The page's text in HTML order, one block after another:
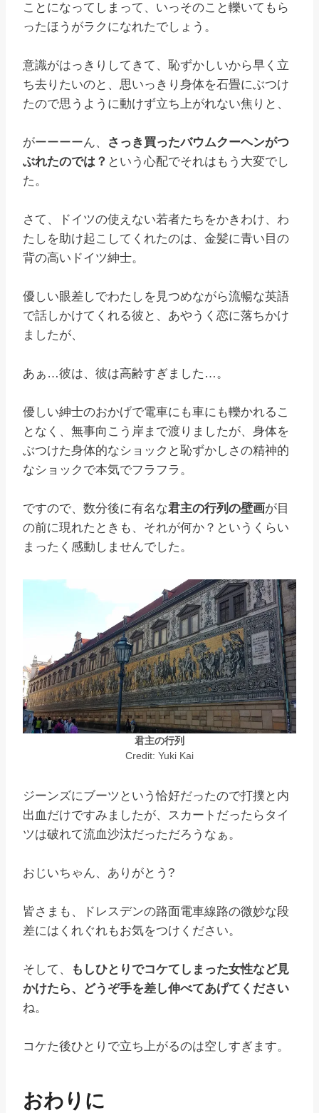
ことになってしまって、いっそのこと轢いてもら
ったほうがラクになれたでしょう。
意識がはっきりしてきて、恥ずかしいから早く立
ち去りたいのと、思いっきり身体を石畳にぶつけ
たので思うように動けず立ち上がれない焦りと、
がーーーーん、
さっき買ったバウムクーヘンがつ
ぶれたのでは？ という心配でそれはもう大変でし
た。
さて、ドイツの使えない若者たちをかきわけ、わ
たしを助け起こしてくれたのは、金髪に青い目の
背の高いドイツ紳士。
優しい眼差しでわたしを見つめながら流暢な英語
で話しかけてくれる彼と、あやうく恋に落ちかけ
ましたが、
あぁ…彼は、彼は高齢すぎました…。
優しい紳士のおかげで電車にも車にも轢かれるこ
となく、無事向こう岸まで渡りましたが、身体を
ぶつけた身体的なショックと恥ずかしさの精神的
なショックで本気でフラフラ。
ですので、数分後に有名な君主の行列の壁画が目
の前に現れたときも、それが何か？というくらい
まったく感動しませんでした。
君主の行列
Credit: Yuki Kai
ジーンズにブーツという恰好だったので打撲と内
出血だけですみましたが、スカートだったらタイ
ツは破れて流血沙汰だっただろうなぁ。
おじいちゃん、ありがとう?
皆さまも、ドレスデンの路面電車線路の微妙な段
差にはくれぐれもお気をつけください。
そして、
もしひとりでコケてしまった女性など見
かけたら、どうぞ手を差し伸べてあげてください
ね。
コケた後ひとりで立ち上がるのは空しすぎます。
おわりに